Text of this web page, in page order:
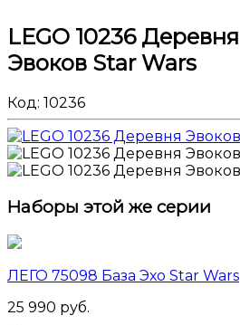
LEGO 10236 Деревня
Эвоков Star Wars
Код: 10236
Наборы этой же серии
ЛЕГО 75098 База Эхо Star Wars
25 990 руб.